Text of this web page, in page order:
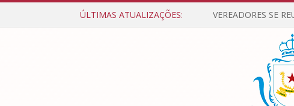
ÚLTIMAS ATUALIZAÇÕES: